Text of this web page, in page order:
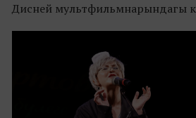
Дисней мультфильмнарындагы